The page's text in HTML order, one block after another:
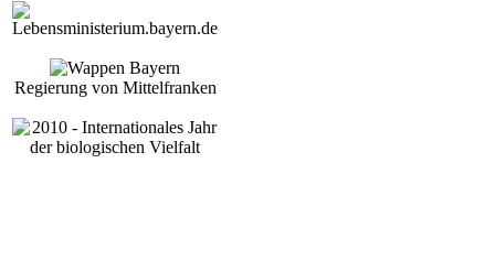
Regierung von Mittelfranken